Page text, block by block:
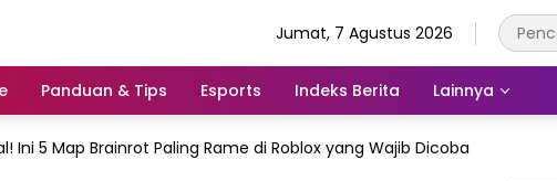
Jumat, 7 Agustus 2026
Panduan & Tips Esports Indeks Berita Lainnya
Ini 5 Map Brainrot Paling Rame di Roblox yang Wajib Dicoba